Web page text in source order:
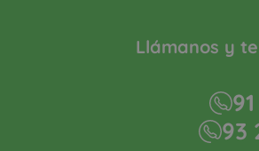
Llámanos y
93